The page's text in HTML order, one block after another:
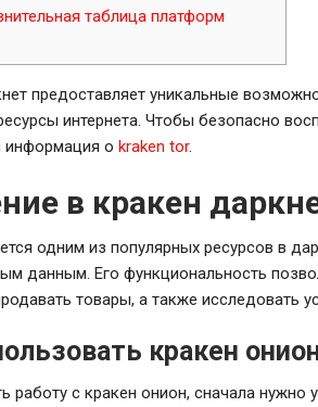
таблица платформ
предоставляет уникальные
интернета. Чтобы безопасно
информация о kraken tor.
в кракен
одним из популярных ресурсов в
данным. Его функциональность
товары, а также исследовать
кракен
работу с кракен онион, сначала нужно